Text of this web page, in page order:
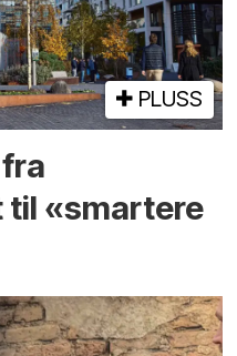
PLUSS
til «smartere